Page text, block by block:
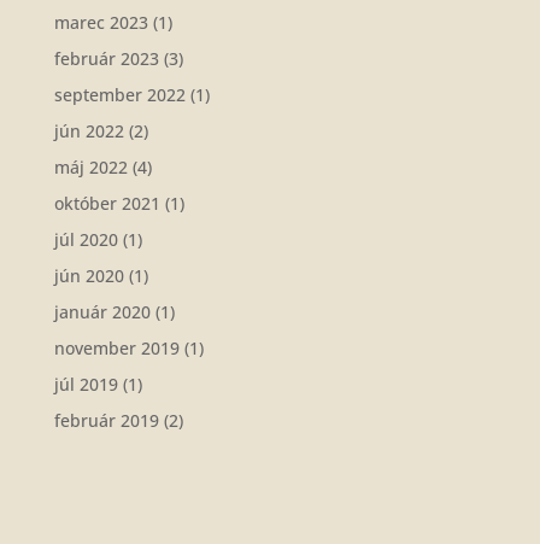
marec 2023(1)
február 2023(3)
september 2022(1)
jún 2022(2)
máj 2022(4)
október 2021 (1)
júl 2020(1)
jún 2020(1)
január 2020(1)
november 2019(1)
júl 2019(1)
február 2019(2)